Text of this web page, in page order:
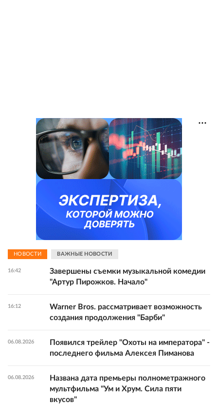
НОВОСТИ ВАЖНЫЕ НОВОСТИ
16:42
Завершены съемки музыкальной комедии
"Артур Пирожков. Начало"
16:12
Warner Bros. рассматривает возможность
создания продолжения "Барби"
06.08.2026
Появился трейлер "Охоты на императора" -
последнего фильма Алексея Пиманова
06.08.2026
Названа дата премьеры полнометражного
мультфильма "Ум и Хрум. Сила пяти
вкусов"